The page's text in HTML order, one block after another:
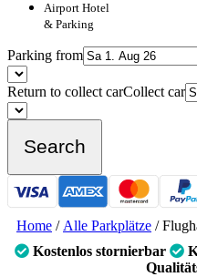
Airport Hotel
& Parking
Parking from
Return to collect carCollect car
Search
Home / Alle Parkplätze /
Kostenlos stornierbar